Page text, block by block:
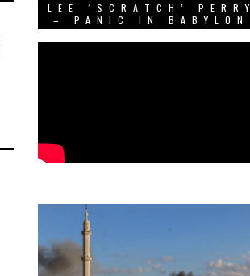
LEE ‘SCRATCH’ PERRY
– PANIC IN BABYLON